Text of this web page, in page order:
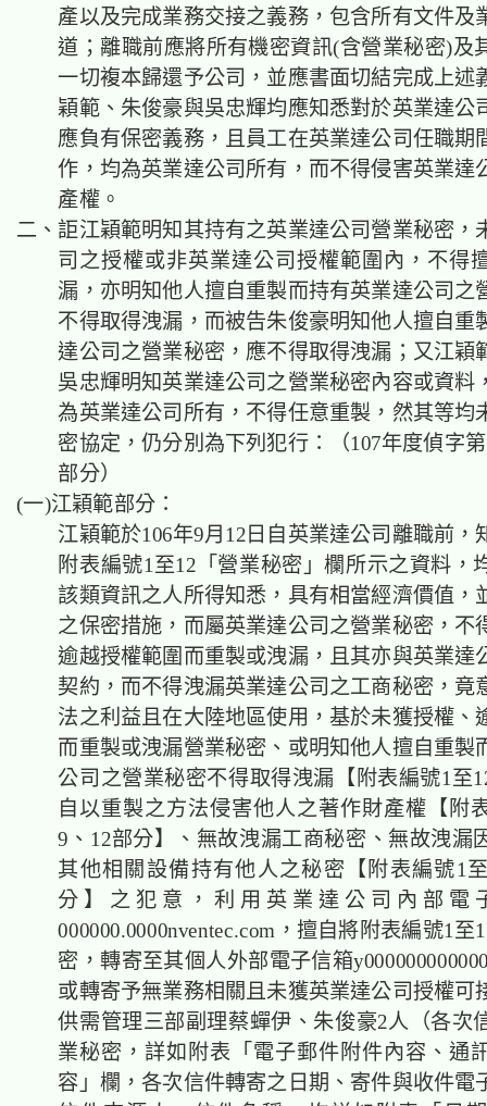
產以及完成業務交接之義務，包含所有文件及
道；離職前應將所有機密資訊(含營業秘密)及
一切複本歸還予公司，並應書面切結完成上述
穎範、朱俊豪與吳忠輝均應知悉對於英業達公
應負有保密義務，且員工在英業達公司任職期
作，均為英業達公司所有，而不得侵害英業達
產權。
二、詎江穎範明知其持有之英業達公司營業秘密，
司之授權或非英業達公司授權範圍內，不得
漏，亦明知他人擅自重製而持有英業達公司之
不得取得洩漏，而被告朱俊豪明知他人擅自重
達公司之營業秘密，應不得取得洩漏；又江穎
吳忠輝明知英業達公司之營業秘密內容或資料
為英業達公司所有，不得任意重製，然其等均
密協定，仍分別為下列犯行：（107年度偵字
部分）
(一)江穎範部分：
江穎範於106年9月12日自英業達公司離職前，
附表編號1至12「營業秘密」欄所示之資料，
該類資訊之人所得知悉，具有相當經濟價值，
之保密措施，而屬英業達公司之營業秘密，不
逾越授權範圍而重製或洩漏，且其亦與英業達
契約，而不得洩漏英業達公司之工商秘密，竟
法之利益且在大陸地區使用，基於未獲授權、
而重製或洩漏營業秘密、或明知他人擅自重製
公司之營業秘密不得取得洩漏【附表編號1至
自以重製之方法侵害他人之著作財產權【附
9、12部分】、無故洩漏工商秘密、無故洩漏
其他相關設備持有他人之秘密【附表編號1
分】之犯意，利用英業達公司內部電
000000.0000nventec.com，擅自將附表編號1至
密，轉寄至其個人外部電子信箱
或轉寄予無業務相關且未獲英業達公司授權可
供需管理三部副理蔡蟬伊、朱俊豪2人（各次
業秘密，詳如附表「電子郵件附件內容、通
容」欄，各次信件轉寄之日期、寄件與收件電